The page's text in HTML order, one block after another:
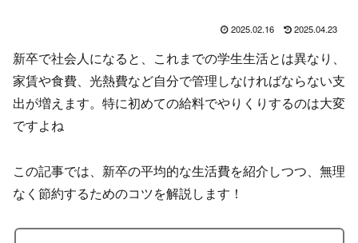
2025.02.16 2025.04.23
新卒で社会人になると、これまでの学生生活とは異なり、
家賃や食費、光熱費など自分で管理しなければならない支
出が増えます。特に初めての給料でやりくりするのは大変
ですよね
この記事では、新卒の平均的な生活費を紹介しつつ、無理
なく節約するためのコツを解説します！